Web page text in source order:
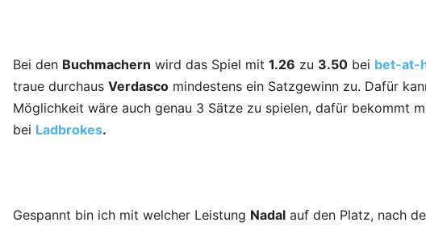
Bei den Buchmachern wird das Spiel mit 1.26 zu 3.50 bei bet-at-
traue durchaus Verdasco mindestens ein Satzgewinn zu. Dafür
Möglichkeit wäre auch genau 3 Sätze zu spielen, dafür bekommt
bei Ladbrokes.
Gespannt bin ich mit welcher Leistung Nadal auf den Platz, nach